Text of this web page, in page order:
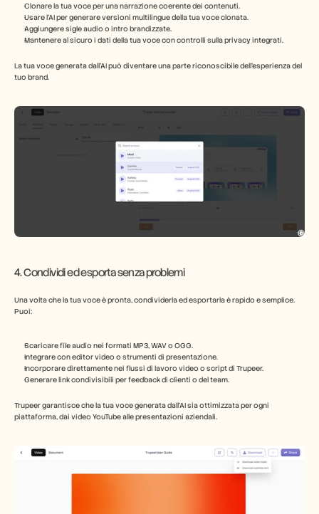
Clonare la tua voce per una narrazione coerente dei contenuti.
Usare l'AI per generare versioni multilingue della tua voce clonata.
Aggiungere sigle audio o intro brandizzate.
Mantenere al sicuro i dati della tua voce con controlli sulla privacy integrati.
La tua voce generata dall'AI può diventare una parte riconoscibile dell'esperienza del
tuo brand.
4. Condividi ed esporta senza problemi
Una volta che la tua voce è pronta, condividerla ed esportarla è rapido e semplice.
Puoi:
Scaricare file audio nei formati MP3, WAV o OGG.
Integrare con editor video o strumenti di presentazione.
Incorporare direttamente nei flussi di lavoro video o script di Trupeer.
Generare link condivisibili per feedback di clienti o del team.
Trupeer garantisce che la tua voce generata dall'AI sia ottimizzata per ogni
piattaforma, dai video YouTube alle presentazioni aziendali.